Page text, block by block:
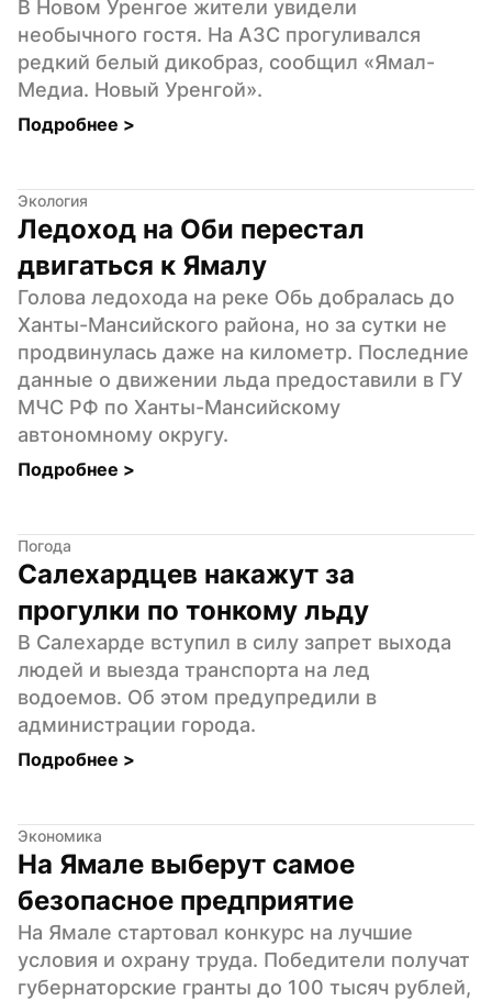
В Новом Уренгое жители увидели
необычного гостя. На АЗС прогуливался
редкий белый дикобраз, сообщил «Ямал-
Медиа. Новый Уренгой».
Подробнее >
Экология
Ледоход на Оби перестал
двигаться к Ямалу
Голова ледохода на реке Обь добралась до
Ханты-Мансийского района, но за сутки не
продвинулась даже на километр. Последние
данные о движении льда предоставили в ГУ
МЧС РФ по Ханты-Мансийскому
автономному округу.
Подробнее >
Погода
Салехардцев накажут за
прогулки по тонкому льду
В Салехарде вступил в силу запрет выхода
людей и выезда транспорта на лед
водоемов. Об этом предупредили в
администрации города.
Подробнее >
Экономика
На Ямале выберут самое
безопасное предприятие
На Ямале стартовал конкурс на лучшие
условия и охрану труда. Победители получат
губернаторские гранты до 100 тысяч рублей,